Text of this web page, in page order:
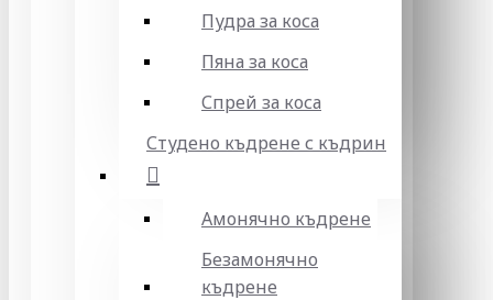
Пудра за коса
Пяна за коса
Спрей за коса
Студено къдрене с къдрин
Амонячно къдрене
Безамонячно
къдрене